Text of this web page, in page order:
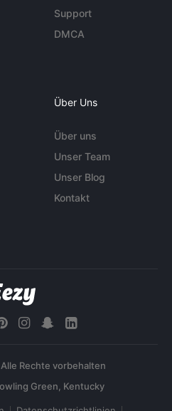
Support
DMCA
Über Uns
Über uns
Unser Team
Unser Blog
Kontakt
Rechte vorbehalten